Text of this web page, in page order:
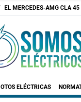
EL MERCEDES-AMG CLA 45
ELÉCTRICAS